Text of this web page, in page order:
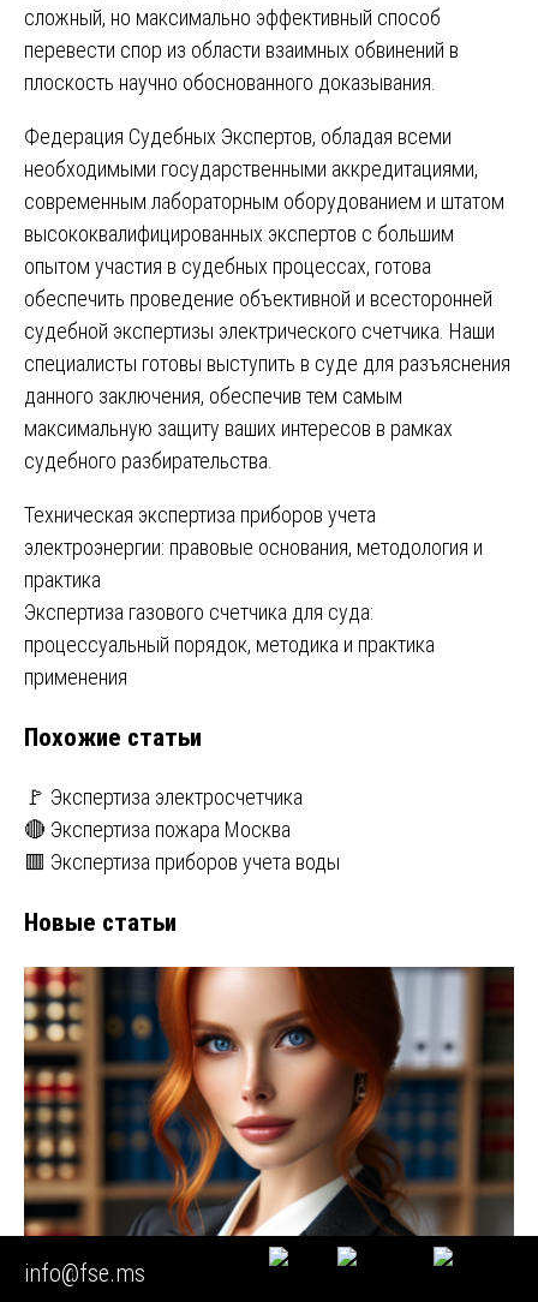
сложный, но максимально эффективный способ
перевести спор из области взаимных обвинений в
плоскость научно обоснованного доказывания.
Федерация Судебных Экспертов, обладая всеми
необходимыми государственными аккредитациями,
современным лабораторным оборудованием и штатом
высококвалифицированных экспертов с большим
опытом участия в судебных процессах, готова
обеспечить проведение объективной и всесторонней
судебной экспертизы электрического счетчика. Наши
специалисты готовы выступить в суде для разъяснения
данного заключения, обеспечив тем самым
максимальную защиту ваших интересов в рамках
судебного разбирательства.
Навигация
по
записям
Техническая экспертиза приборов учета
электроэнергии: правовые основания, методология и
практика
Экспертиза газового счетчика для суда:
процессуальный порядок, методика и практика
применения
Похожие статьи
🚩 Экспертиза электросчетчика
🔴 Экспертиза пожара Москва
🟥 Экспертиза приборов учета воды
Новые статьи
info@fse.ms